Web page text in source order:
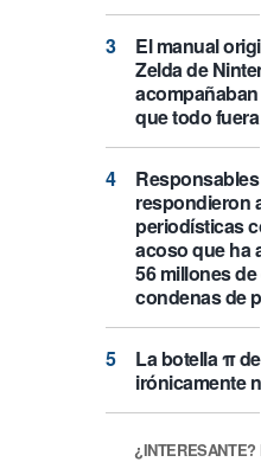
El manual
Zelda de
que todo
respondieron
periodísticas
acoso que ha
56 millones
condenas de
La botella π
irónicamente